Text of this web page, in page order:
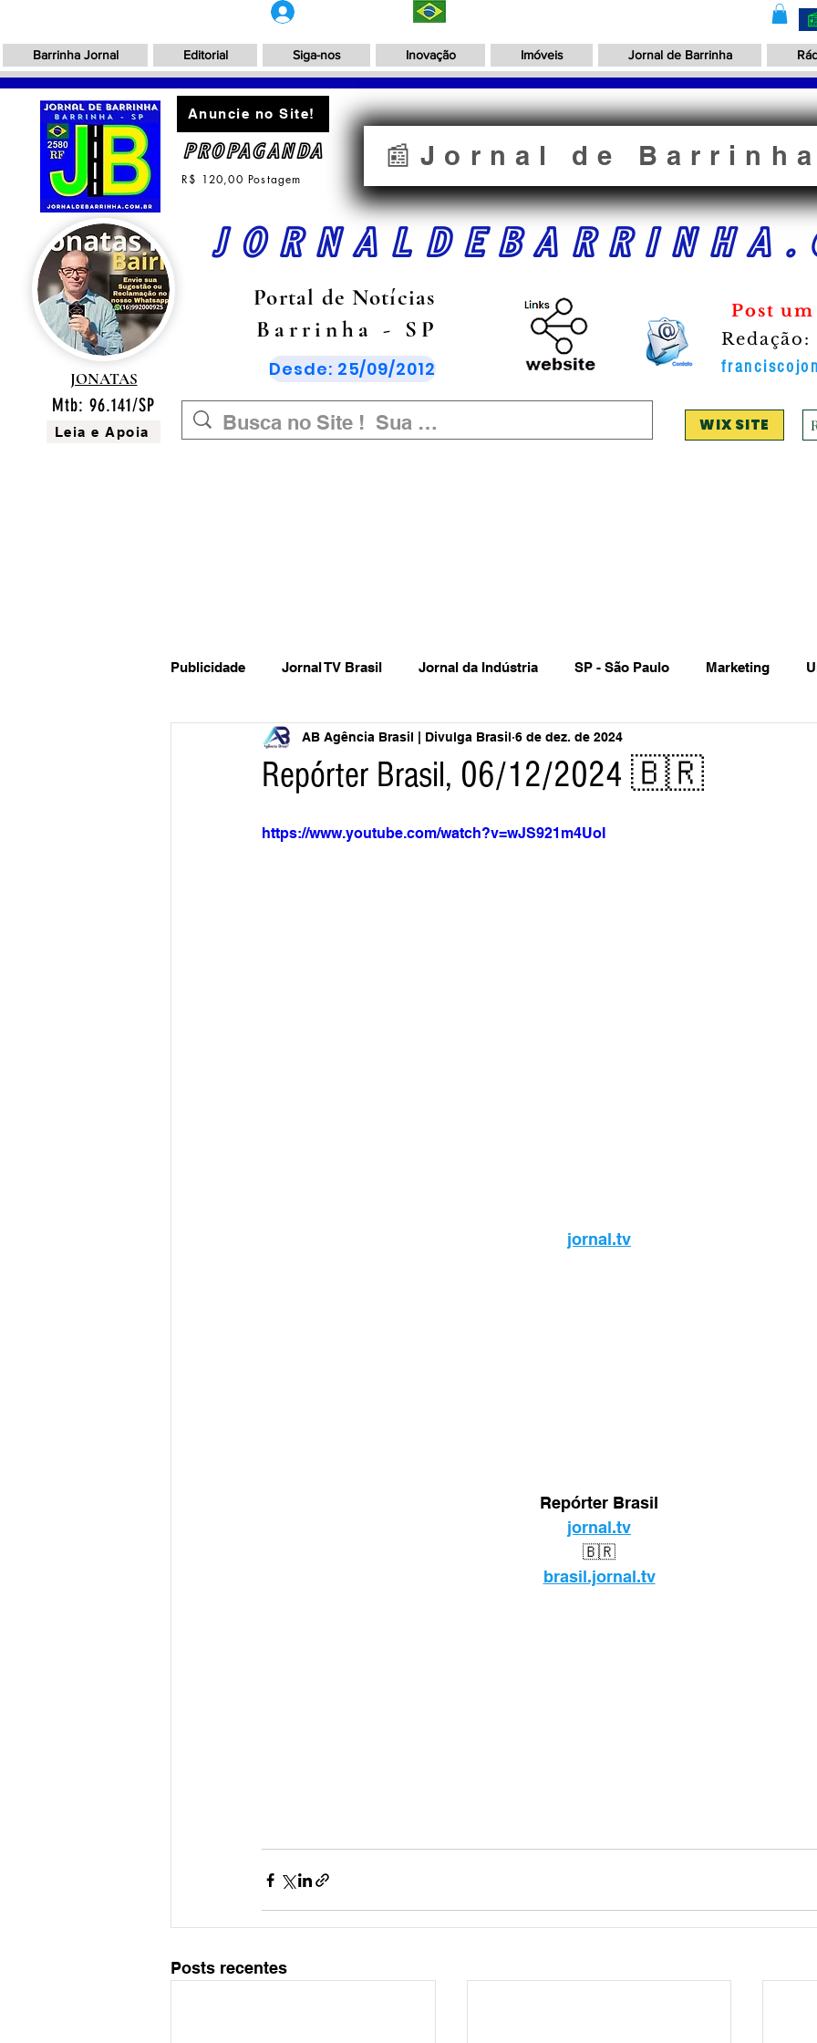
Barrinha Jornal Editorial Siga-nos Inovação Imóveis Jornal de Barrinha
JONATAS
Anuncie no Site!
PROPAGANDA
R$ 120,00 Postagem
📰Jornal de Barrinha
Portal de Notícias
Barrinha - SP
Desde: 25/09/2012
Post
Redação:
Mtb: 96.141/SP
Leia e Apoia WIX SITE
Publicidade Jornal TV Brasil Jornal da Indústria SP - São Paulo Marketing
Inovação Governo Federal Estadual Municipal Vendas Oferta
Repórter Brasil, 06/12/2024 🇧🇷
AB Agência Brasil | Divulga Brasil 6 de dez. de 2024
https://www.youtube.com/watch?v=wJS921m4UoI
jornal.tv
Repórter Brasil
jornal.tv
🇧🇷
brasil.jornal.tv
Posts recentes